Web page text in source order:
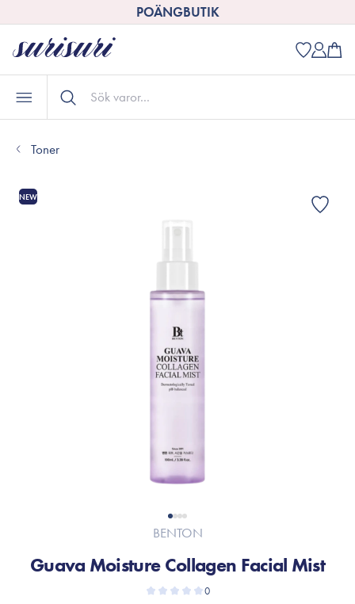
POÄNGBUTIK
Toner
NEW
BENTON
Guava Moisture Collagen Facial Mist
0